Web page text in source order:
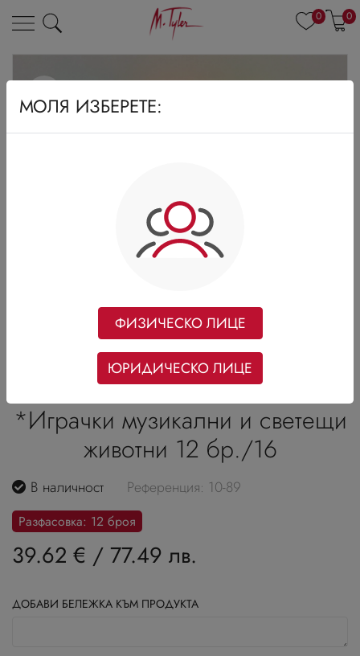
0 0
*Играчки музикални и светещи
животни 12 бр./16
В наличност Референция: 10-89
Разфасовка: 12 броя
39.62 € / 77.49 лв.
ДОБАВИ БЕЛЕЖКА КЪМ ПРОДУКТА
МОЛЯ ИЗБЕРЕТЕ:
ФИЗИЧЕСКО ЛИЦЕ
ЮРИДИЧЕСКО ЛИЦЕ